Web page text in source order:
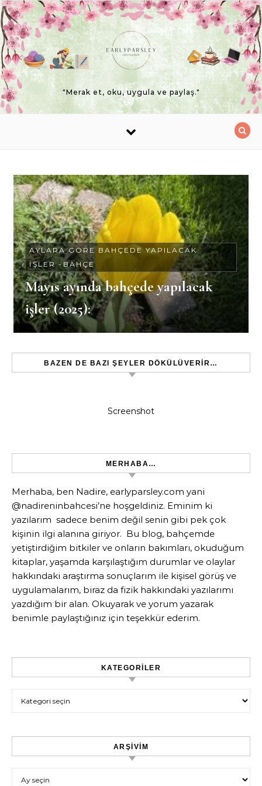
Skip to content
"Merak et, oku, uygula ve paylaş."
AYLARA GÖRE BAHÇEDE YAPILACAK
İŞLER-BAHÇE
Mayıs ayında bahçede yapılacak
işler (2025):
BAZEN DE BAZI ŞEYLER DÖKÜLÜVERIR…
Screenshot
MERHABA…
Merhaba, ben Nadire, earlyparsley.com yani
@nadireninbahcesi’ne hoşgeldiniz. Eminim ki
yazılarım sadece benim değil senin gibi pek çok
kişinin ilgi alanına giriyor. Bu blog, bahçemde
yetiştirdiğim bitkiler ve onların bakımları, okuduğum
kitaplar, yaşamda karşılaştığım durumlar ve olaylar
hakkındaki araştırma sonuçlarım ile kişisel görüş ve
uygulamalarım, biraz da fizik hakkındaki yazılarımı
yazdığım bir alan. Okuyarak ve yorum yazarak
benimle paylaştığınız için teşekkür ederim.
KATEGORILER
ARŞIVIM